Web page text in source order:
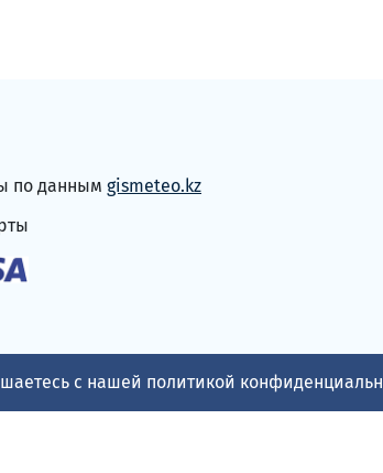
по данным gismeteo.kz
с нашей политикой